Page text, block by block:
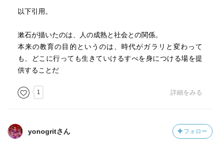
以下引用。
漱石が描いたのは、人の成熟と社会との関係。
本来の教育の目的というのは、時代がガラリと変わって
も、どこに行っても生きていけるすべを身につける場を提
供することだ
1 詳細をみる
yonogritさん フォロー